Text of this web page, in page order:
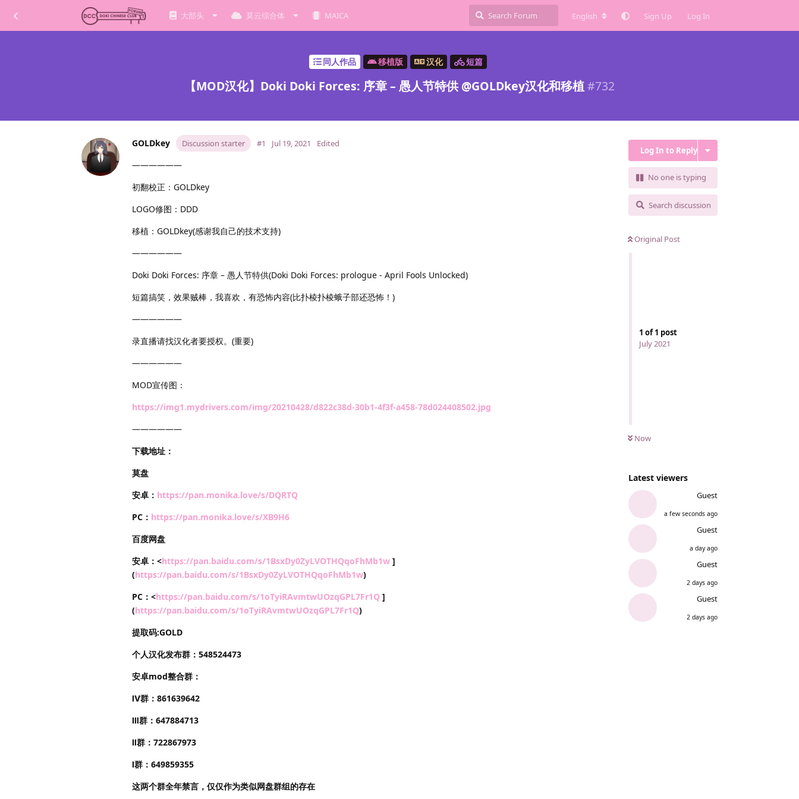
大部头 莫云综合体 MAICA English Sign Up Log In
同人作品 移植版 汉化 短篇
【MOD汉化】Doki Doki Forces: 序章 – 愚人节特供 @GOLDkey汉化和移植#732
Log In to Reply
No one is typing
Search discussion
Original Post
1 of1 post
July 2021
Now
Latest viewers
Guest
a few seconds ago
Guest
a day ago
Guest
2 days ago
Guest
2 days ago
GOLDkey Discussion starter #1 Jul 19, 2021 Edited
——————
初翻校正：GOLDkey
LOGO修图：DDD
移植：GOLDkey(感谢我自己的技术支持)
——————
Doki Doki Forces: 序章 – 愚人节特供(Doki Doki Forces: prologue - April Fools Unlocked)
短篇搞笑，效果贼棒，我喜欢，有恐怖内容(比扑棱扑棱蛾子部还恐怖！)
——————
录直播请找汉化者要授权。(重要)
——————
MOD宣传图：
https://img1.mydrivers.com/img/20210428/d822c38d-30b1-4f3f-a458-78d024408502.jpg
——————
下载地址：
莫盘
安卓： https://pan.monika.love/s/DQRTQ
PC： https://pan.monika.love/s/XB9H6
百度网盘
安卓：<https://pan.baidu.com/s/1BsxDy0ZyLVOTHQqoFhMb1w ]
(https://pan.baidu.com/s/1BsxDy0ZyLVOTHQqoFhMb1w)
PC：<https://pan.baidu.com/s/1oTyiRAvmtwUOzqGPL7Fr1Q ]
(https://pan.baidu.com/s/1oTyiRAvmtwUOzqGPL7Fr1Q)
提取码:GOLD
个人汉化发布群：548524473
安卓mod整合群：
Ⅳ群：861639642
Ⅲ群：647884713
Ⅱ群：722867973
Ⅰ群：649859355
这两个群全年禁言，仅仅作为类似网盘群组的存在